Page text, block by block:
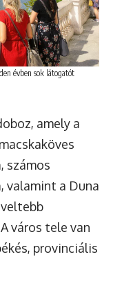
évben sok látogatót
amely a
számos
valamint a Duna
város tele van
provinciális